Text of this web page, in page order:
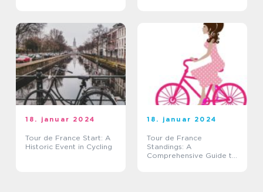
18. januar 2024
Tour de France Start: A
Historic Event in Cycling
18. januar 2024
Tour de France
Standings: A
Comprehensive Guide to